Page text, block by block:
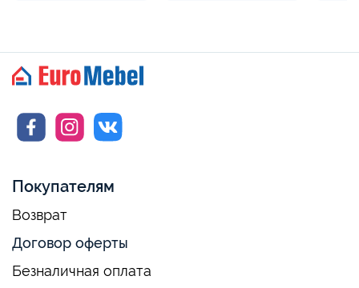
Покупателям
Возврат
Договор оферты
Безналичная оплата